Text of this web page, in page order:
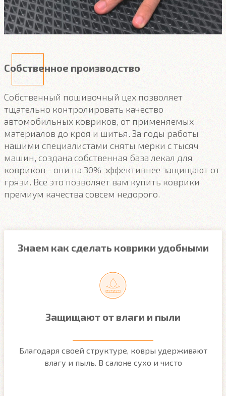
Собственное производство
Собственный пошивочный цех позволяет
тщательно контролировать качество
автомобильных ковриков, от применяемых
материалов до кроя и шитья. За годы работы
нашими специалистами сняты мерки с тысяч
машин, создана собственная база лекал для
ковриков - они на 30% эффективнее защищают от
грязи. Все это позволяет вам купить коврики
премиум качества совсем недорого.
Знаем как сделать коврики удобными
Защищают от влаги и пыли
Благодаря своей структуре, ковры удерживают
влагу и пыль. В салоне сухо и чисто